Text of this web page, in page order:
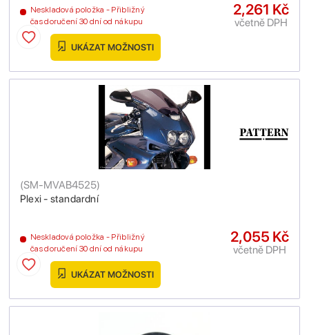
Neskladová položka - Přibližný
čas doručení 30 dní od nákupu
2,261 Kč
včetně DPH
UKÁZAT MOŽNOSTI
Plexi - standardní
(SM-MVAB4525)
Neskladová položka - Přibližný
čas doručení 30 dní od nákupu
2,055 Kč
včetně DPH
UKÁZAT MOŽNOSTI